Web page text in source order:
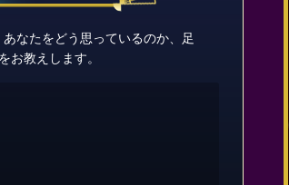
なたをどう思っているのか、足
お教えします。